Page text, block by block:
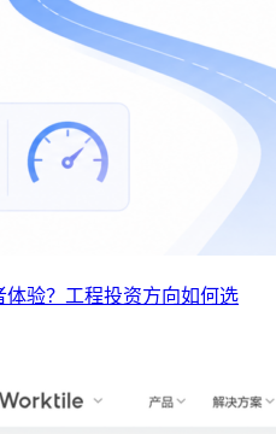
验？工程投资方向如何选